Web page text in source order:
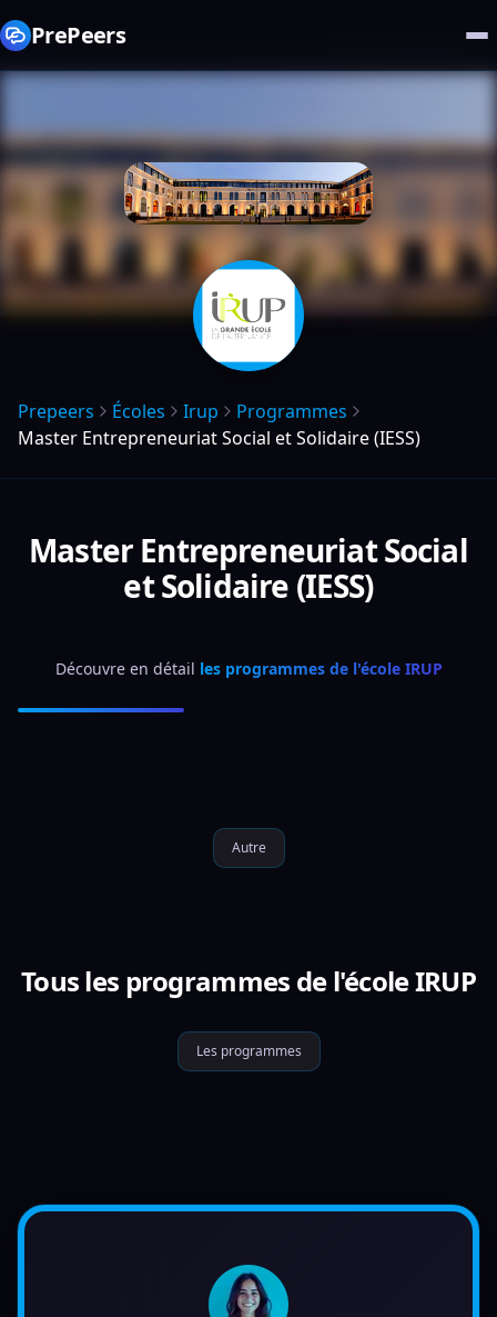
PrePeers
Prepeers Écoles Irup
Programmes
Master Entrepreneuriat Social et Solidaire (IESS)
Master Entrepreneuriat Social
et Solidaire (IESS)
Découvre en détail les programmes de l'école IRUP
Autre
Tous les programmes de l'école IRUP
Les programmes